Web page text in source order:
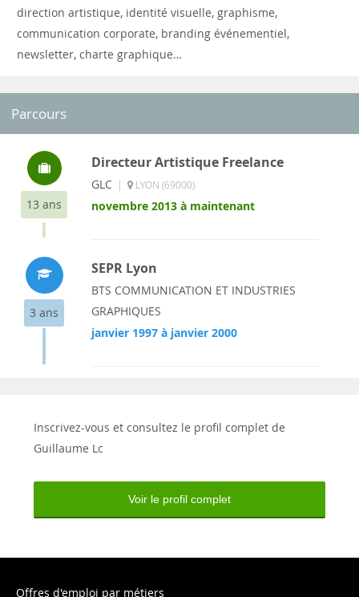
direction artistique, identité visuelle, graphisme,
communication corporate, branding événementiel,
newsletter, charte graphique…
Parcours
13 ans
Directeur Artistique Freelance
GLC | LYON (69000)
novembre 2013 à maintenant
3 ans
SEPR Lyon
BTS COMMUNICATION ET INDUSTRIES
GRAPHIQUES
janvier 1997 à janvier 2000
Inscrivez-vous et consultez le profil complet de
Guillaume Lc
Voir le profil complet
Offres d'emploi par métiers